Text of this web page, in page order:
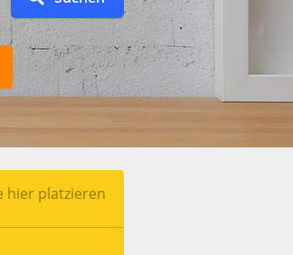
hier platzieren